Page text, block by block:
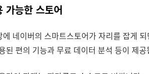
가능한 스토어
네이버의 스마트스토어가 자리를 잡게
된 편의 기능과 무료 데이터 분석 등이 제